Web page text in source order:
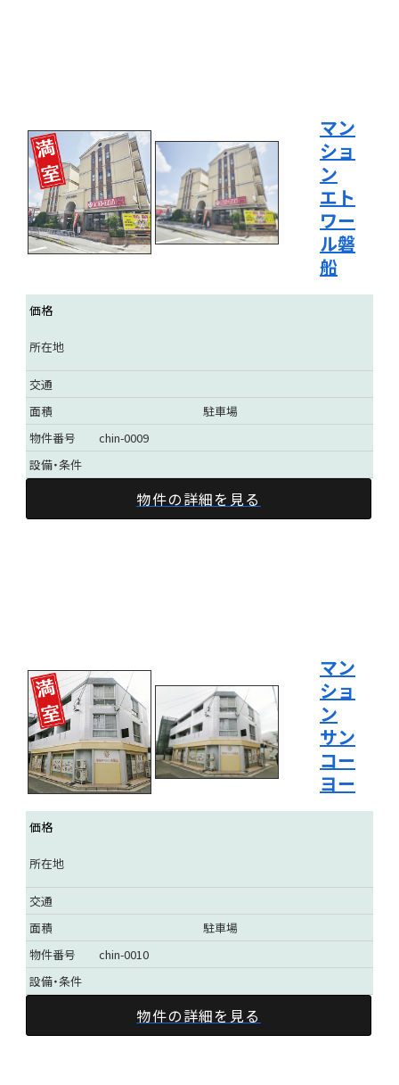
マン
ショ
ン
エト
ワー
ル磐
船
価格
所在地
交通
面積
駐車場
物件番号
chin-0009
設備・条件
物件の詳細を見る
マン
ショ
ン
サン
コー
ヨー
価格
所在地
交通
面積
駐車場
物件番号
chin-0010
設備・条件
物件の詳細を見る